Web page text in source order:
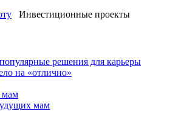
Инвестиционные проекты
решения для карьеры
на «отлично»
мам
мам